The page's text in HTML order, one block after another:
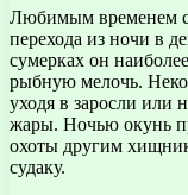
Любимым временем
перехода из ночи в
сумерках он
рыбную мелочь.
уходя в заросли или
жары. Ночью окунь
охоты другим
судаку.